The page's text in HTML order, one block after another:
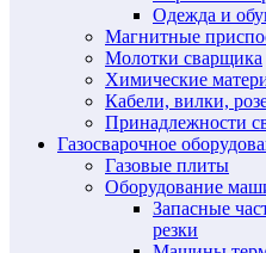
Одежда и
Магнитные
Молотки сварщика
Химические
Кабели, вилки,
Принадлежности
Газосварочное
Газовые плиты
Оборудование
Запасные
резки